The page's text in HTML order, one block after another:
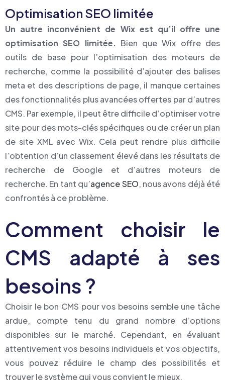
Optimisation SEO limitée
Un autre inconvénient de Wix est qu’il offre une
optimisation SEO limitée. Bien que Wix offre des
outils de base pour l’optimisation des moteurs de
recherche, comme la possibilité d’ajouter des balises
meta et des descriptions de page, il manque certaines
des fonctionnalités plus avancées offertes par d’autres
CMS. Par exemple, il peut être difficile d’optimiser votre
site pour des mots-clés spécifiques ou de créer un plan
de site XML avec Wix. Cela peut rendre plus difficile
l’obtention d’un classement élevé dans les résultats de
recherche de Google et d’autres moteurs de
recherche. En tant qu’agence SEO, nous avons déjà été
confrontés à ce problème.
Comment choisir le
CMS adapté à ses
besoins ?
Choisir le bon CMS pour vos besoins semble une tâche
ardue, compte tenu du grand nombre d’options
disponibles sur le marché. Cependant, en évaluant
attentivement vos besoins individuels et vos objectifs,
vous pouvez réduire le champ des possibilités et
trouver le système qui vous convient le mieux.